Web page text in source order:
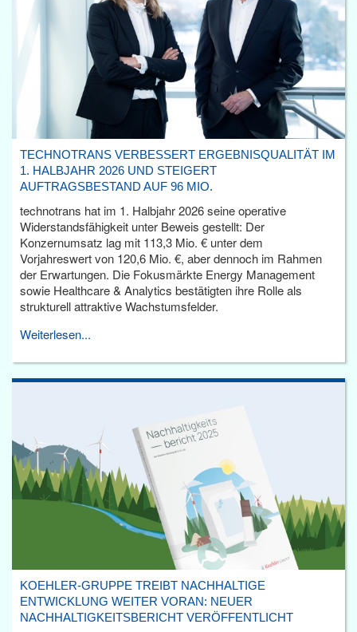
TECHNOTRANS VERBESSERT ERGEBNISQUALITÄT IM
1. HALBJAHR 2026 UND STEIGERT
AUFTRAGSBESTAND AUF 96 MIO.
technotrans hat im 1. Halbjahr 2026 seine operative
Widerstandsfähigkeit unter Beweis gestellt: Der
Konzernumsatz lag mit 113,3 Mio. € unter dem
Vorjahreswert von 120,6 Mio. €, aber dennoch im Rahmen
der Erwartungen. Die Fokusmärkte Energy Management
sowie Healthcare & Analytics bestätigten ihre Rolle als
strukturell attraktive Wachstumsfelder.
Weiterlesen...
KOEHLER-GRUPPE TREIBT NACHHALTIGE
ENTWICKLUNG WEITER VORAN: NEUER
NACHHALTIGKEITSBERICHT VERÖFFENTLICHT